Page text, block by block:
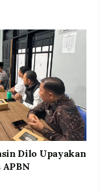
Dilo Upayakan